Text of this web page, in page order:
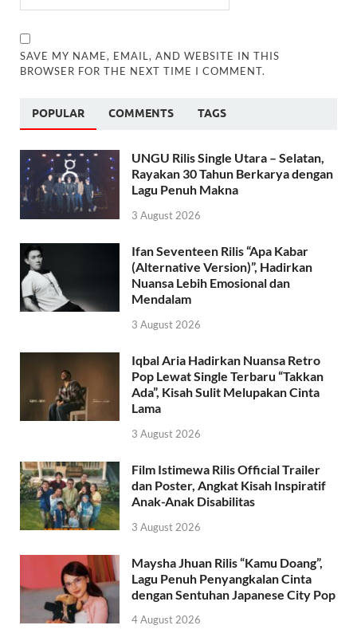
SAVE MY NAME, EMAIL, AND WEBSITE IN THIS
BROWSER FOR THE NEXT TIME I COMMENT.
POPULAR COMMENTS TAGS
UNGU Rilis Single Utara – Selatan,
Rayakan 30 Tahun Berkarya dengan
Lagu Penuh Makna
3 August 2026
Ifan Seventeen Rilis “Apa Kabar
(Alternative Version)”, Hadirkan
Nuansa Lebih Emosional dan
Mendalam
3 August 2026
Iqbal Aria Hadirkan Nuansa Retro
Pop Lewat Single Terbaru “Takkan
Ada”, Kisah Sulit Melupakan Cinta
Lama
3 August 2026
Film Istimewa Rilis Official Trailer
dan Poster, Angkat Kisah Inspiratif
Anak-Anak Disabilitas
3 August 2026
Maysha Jhuan Rilis “Kamu Doang”,
Lagu Penuh Penyangkalan Cinta
dengan Sentuhan Japanese City Pop
4 August 2026